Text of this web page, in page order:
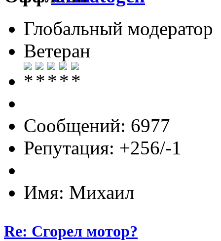
Глобальный модератор
Ветеран
Сообщений: 6977
Репутация: +256/-1
Имя: Михаил
Re: Сгорел мотор?